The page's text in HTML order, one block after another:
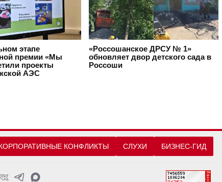
этапе
премии «Мы
проекты
АЭС
«Россошанское ДРСУ № 1»
обновляет двор детского сада в
Россоши
КОНФЛИКТЫ СЛУХИ БИЗНЕС-ГИД